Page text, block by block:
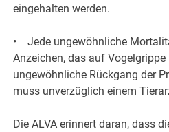
eingehalten werden.
• Jede ungewöhnliche
Anzeichen, das auf
ungewöhnliche Rückgang der
muss unverzüglich einem
Die ALVA erinnert daran, dass